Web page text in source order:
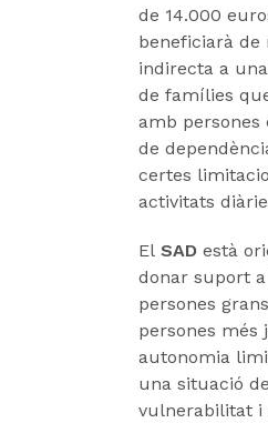
de 14.000
beneficiarà de
indirecta a
de famílies
amb persones
de
certes
activitats
El SADestà
donar suport
persones
persones més
autonomia
una situació de
vulnerabilitat i